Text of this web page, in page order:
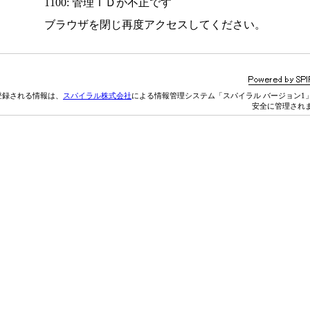
1100: 管理ＩＤが不正です
ブラウザを閉じ再度アクセスしてください。
される情報は、 スパイラル株式会社による情報管理システム「スパイラル バージョン1
安全に管理され